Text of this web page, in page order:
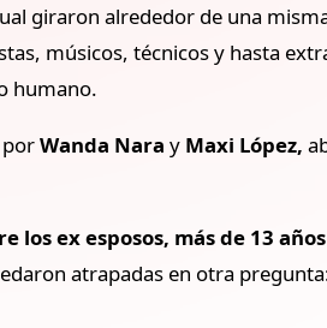
giraron alrededor de una
músicos, técnicos y hasta
humano.
porWanda Nara y Maxi López,
los ex esposos, más de 13
atrapadas en otra